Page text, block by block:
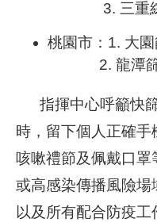
3. 三重綜合
桃園市：1. 大
2. 龍潭篩檢
指揮中心呼籲快篩
時，留下個人正確手
咳嗽禮節及佩戴口罩
或高感染傳播風險場
以及所有配合防疫工